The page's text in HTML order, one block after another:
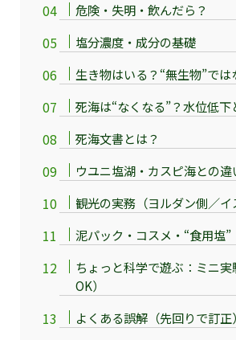
危険・失明・飲んだら？
塩分濃度・成分の基礎
生き物はいる？“無生物”では
死海は“なくなる”？水位低
死海文書とは？
ウユニ塩湖・カスピ海との違
観光の実務（ヨルダン側／イ
泥パック・コスメ・“食用塩”
ちょっと科学で遊ぶ：ミニ
OK）
よくある誤解（先回りで訂正）